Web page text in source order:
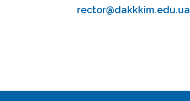
rector@dakkkim.edu.ua